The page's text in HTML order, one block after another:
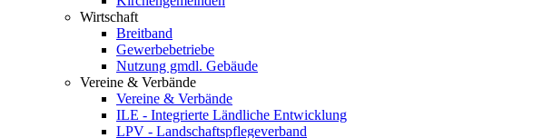
Wirtschaft
Breitband
Gewerbebetriebe
Nutzung gmdl. Gebäude
Vereine & Verbände
Vereine & Verbände
ILE - Integrierte Ländliche Entwicklung
LPV - Landschaftspflegeverband